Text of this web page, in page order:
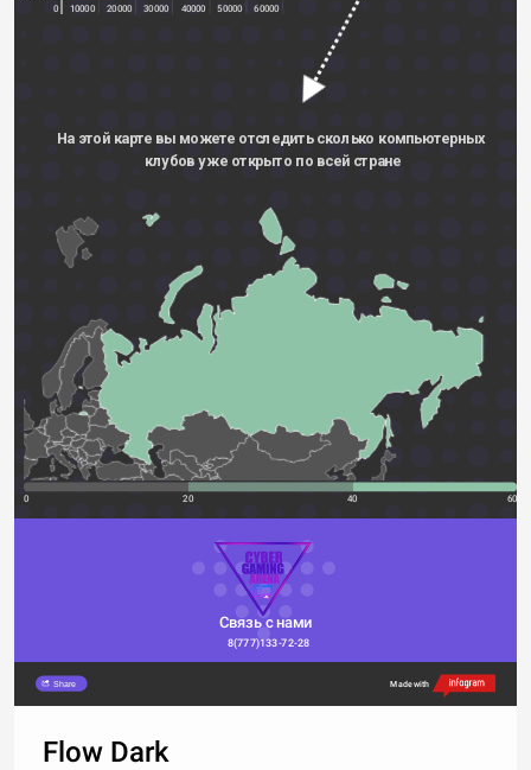
0 10000 20000 30000 40000 50000 60000
На этой карте вы можете отследить сколько компьютерных
клубов уже открыто по всей стране
0 20 40 60
Связь с нами
8(777)133-72-28
Share Made with
Flow Dark